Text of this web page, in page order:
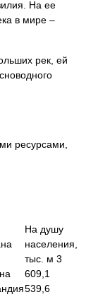
На ее
в мире –
рек, ей
ресурсами,
На душу
населения,
тыс. м 3
609,1
539,6